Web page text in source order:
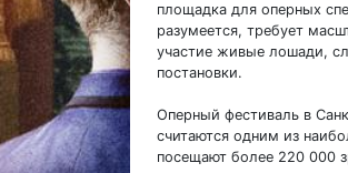
площадка для оперных
разумеется, требует
участие живые лошади,
постановки.
Оперный фестиваль в
считаются одним из
посещают более 220 000